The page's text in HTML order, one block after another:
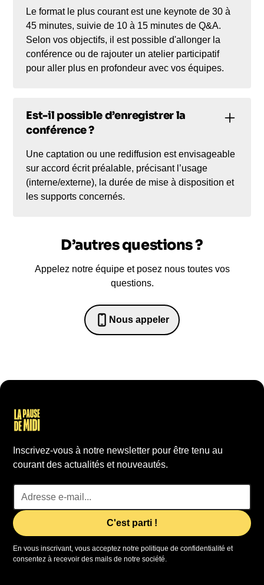
Le format le plus courant est une keynote de 30 à
45 minutes, suivie de 10 à 15 minutes de Q&A.
Selon vos objectifs, il est possible d'allonger la
conférence ou de rajouter un atelier participatif
pour aller plus en profondeur avec vos équipes.
Est-il possible d’enregistrer la
conférence ?
Une captation ou une rediffusion est envisageable
sur accord écrit préalable, précisant l’usage
(interne/externe), la durée de mise à disposition et
les supports concernés.
D’autres questions ?
Appelez notre équipe et posez nous toutes vos
questions.
Nous appeler
0652698481
Inscrivez-vous à notre newsletter pour être tenu au
courant des actualités et nouveautés.
En vous inscrivant, vous acceptez notre politique de confidentialité et
consentez à recevoir des mails de notre société.